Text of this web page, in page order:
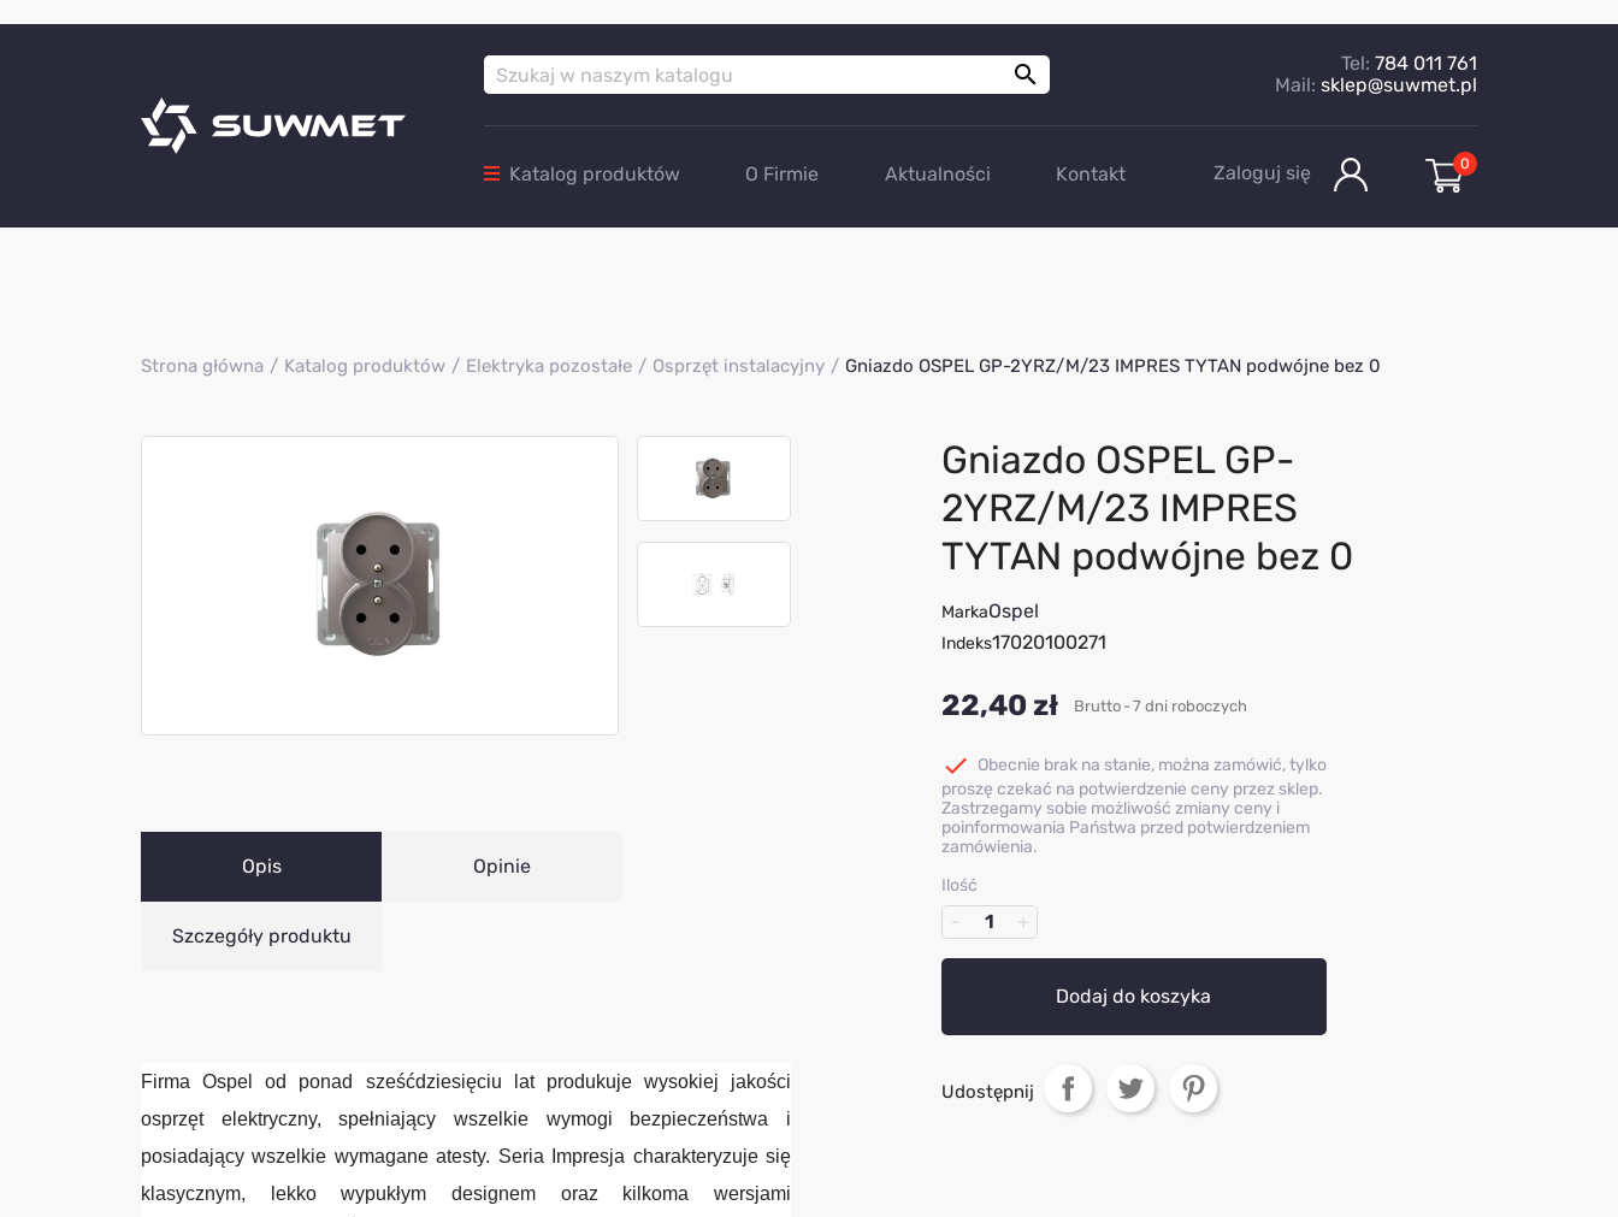
 Tel: 784 011 761
Mail: sklep@suwmet.pl
Katalog produktów O Firmie Aktualności Kontakt Zaloguj się 0
Strona główna Katalog produktów Elektryka pozostałe Osprzęt instalacyjny Gniazdo OSPEL GP-2YRZ/M/23 IMPRES TYTAN podwójne bez 0
Opis Opinie
Szczegóły produktu
Firma Ospel od ponad sześćdziesięciu lat produkuje wysokiej jakości
osprzęt elektryczny, spełniający wszelkie wymogi bezpieczeństwa i
posiadający wszelkie wymagane atesty. Seria Impresja charakteryzuje się
klasycznym, lekko wypukłym designem oraz kilkoma wersjami
Gniazdo OSPEL GP-
2YRZ/M/23 IMPRES
TYTAN podwójne bez 0
MarkaOspel
Indeks17020100271
22,40 zł Brutto 7 dni roboczych
 Obecnie brak na stanie, można zamówić, tylko
proszę czekać na potwierdzenie ceny przez sklep.
Zastrzegamy sobie możliwość zmiany ceny i
poinformowania Państwa przed potwierdzeniem
zamówienia.
Ilość
Dodaj do koszyka
Udostępnij